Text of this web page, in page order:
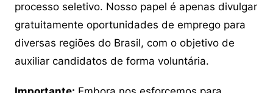
processo seletivo. Nosso papel é apenas divulgar
gratuitamente oportunidades de emprego para
diversas regiões do Brasil, com o objetivo de
auxiliar candidatos de forma voluntária.